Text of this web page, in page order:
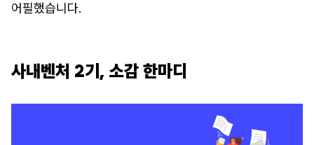
어필했습니다.
사내벤처 2기, 소감 한마디